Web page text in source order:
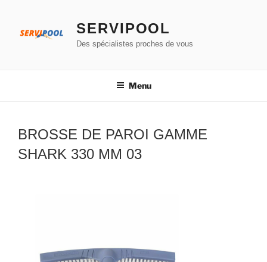
contenu
SERVIPOOL
Des spécialistes proches de vous
Menu
BROSSE DE PAROI GAMME
SHARK 330 MM 03